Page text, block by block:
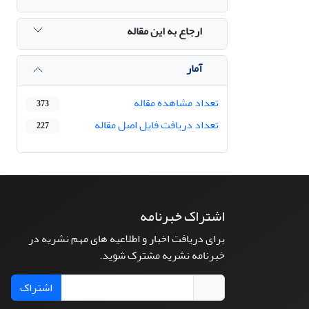
ارجاع به این مقاله
آمار
تعداد مشاهده مقاله
373
تعداد دریافت فایل اصل مقاله 227
اشتراک خبرنامه
برای دریافت اخبار و اطلاعیه های مهم نشریه در
خبرنامه نشریه مشترک شوید.
اشتراک